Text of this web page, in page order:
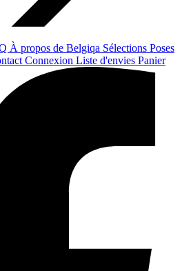
À propos de Belgiqa Sélections Poses
Connexion Liste d'envies Panier